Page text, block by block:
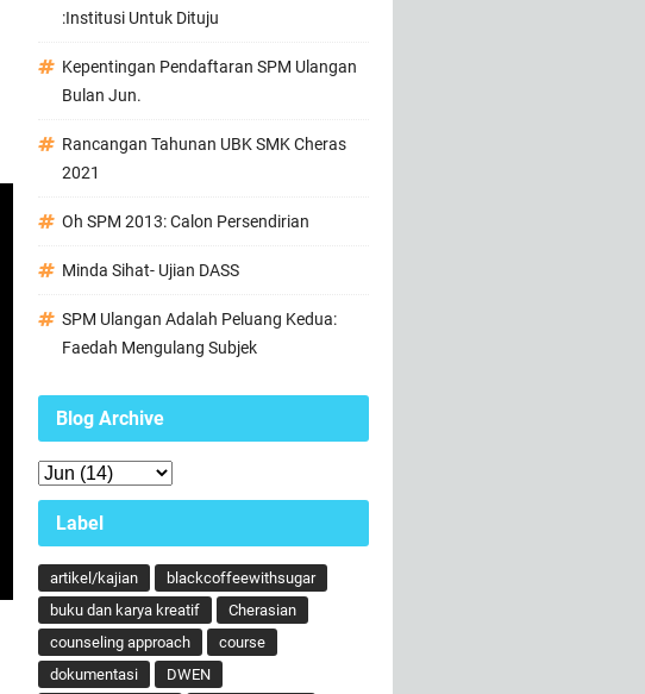
:Institusi Untuk Dituju
Kepentingan Pendaftaran SPM Ulangan
Bulan Jun.
Rancangan Tahunan UBK SMK Cheras
2021
Oh SPM 2013: Calon Persendirian
Minda Sihat- Ujian DASS
SPM Ulangan Adalah Peluang Kedua:
Faedah Mengulang Subjek
Blog Archive
Label
artikel/kajian
blackcoffeewithsugar
buku dan karya kreatif
Cherasian
counseling approach
course
dokumentasi
DWEN